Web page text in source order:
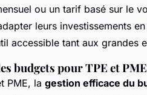
ou un tarif basé sur le
leurs investissements
accessible tant aux grandes
budgets pour TPE et PME
PME, la gestion efficace du